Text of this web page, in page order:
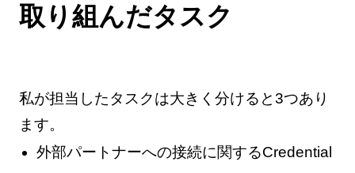
取り組んだタスク
私が担当したタスクは大きく分けると3つあり
ます。
外部パートナーへの接続に関するCredential